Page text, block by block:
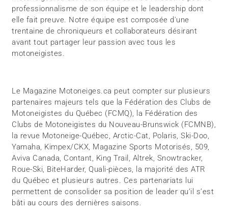
professionnalisme de son équipe et le leadership dont
elle fait preuve. Notre équipe est composée d'une
trentaine de chroniqueurs et collaborateurs désirant
avant tout partager leur passion avec tous les
motoneigistes.
Le Magazine Motoneiges.ca peut compter sur plusieurs
partenaires majeurs tels que la Fédération des Clubs de
Motoneigistes du Québec (FCMQ), la Fédération des
Clubs de Motoneigistes du Nouveau-Brunswick (FCMNB),
la revue Motoneige-Québec, Arctic-Cat, Polaris, Ski-Doo,
Yamaha, Kimpex/CKX, Magazine Sports Motorisés, 509,
Aviva Canada, Contant, King Trail, Altrek, Snowtracker,
Roue-Ski, BiteHarder, Quali-pièces, la majorité des ATR
du Québec et plusieurs autres. Ces partenariats lui
permettent de consolider sa position de leader qu’il s’est
bâti au cours des dernières saisons.